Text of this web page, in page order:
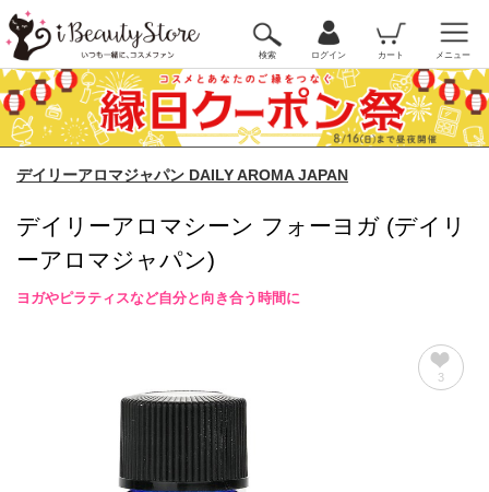
検索 ログイン カート メニュー
デイリーアロマジャパン DAILY AROMA JAPAN
デイリーアロマシーン フォーヨガ (デイリ
ーアロマジャパン)
ヨガやピラティスなど自分と向き合う時間に
3